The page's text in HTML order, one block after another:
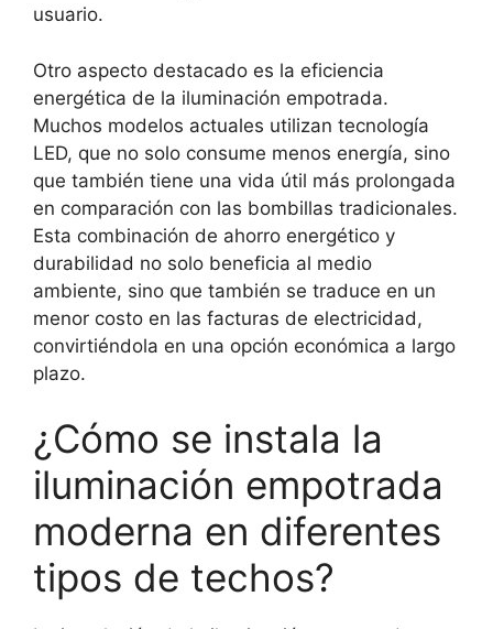
usuario.
Otro aspecto destacado es la eficiencia
energética de la iluminación empotrada.
Muchos modelos actuales utilizan tecnología
LED, que no solo consume menos energía, sino
que también tiene una vida útil más prolongada
en comparación con las bombillas tradicionales.
Esta combinación de ahorro energético y
durabilidad no solo beneficia al medio
ambiente, sino que también se traduce en un
menor costo en las facturas de electricidad,
convirtiéndola en una opción económica a largo
plazo.
¿Cómo se instala la
iluminación empotrada
moderna en diferentes
tipos de techos?